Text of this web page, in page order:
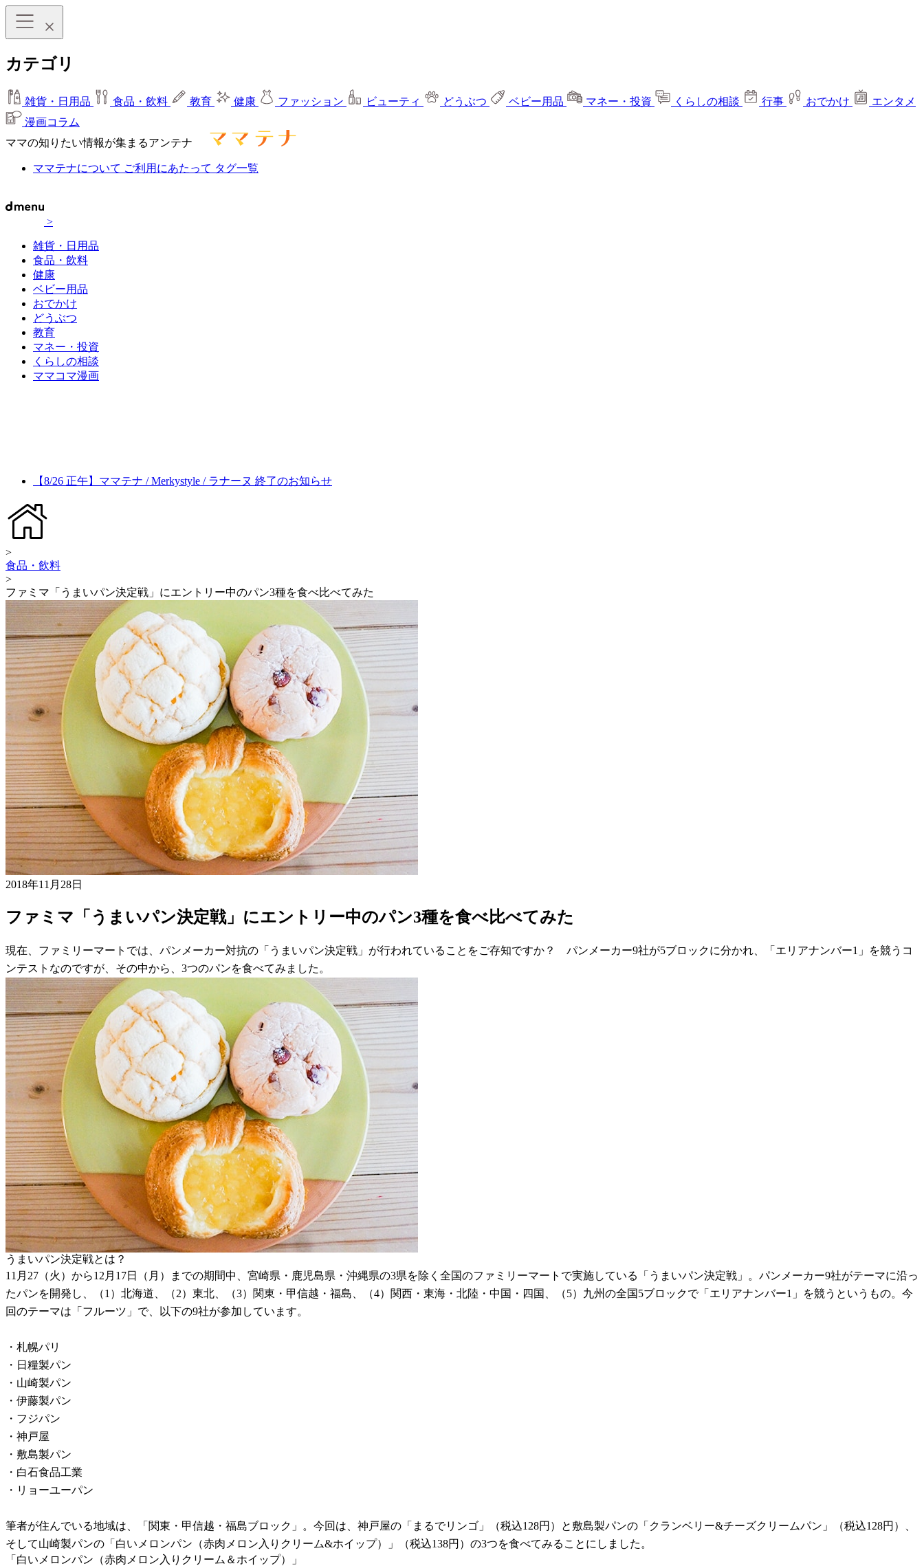
カテゴリ
雑貨・日用品 食品・飲料 教育 健康 ファッション ビューティ どうぶつ ベビー用品 マネー・投資 くらしの相談 行事 おでかけ
エンタメ
漫画コラム
ママの知りたい情報が集まるアンテナ
ママテナについて ご利用にあたって タグ一覧
>
雑貨・日用品
食品・飲料
健康
ベビー用品
おでかけ
どうぶつ
教育
マネー・投資
くらしの相談
ママコマ漫画
【8/26 正午】ママテナ / Merkystyle / ラナーヌ 終了のお知らせ
>
食品・飲料
>
ファミマ「うまいパン決定戦」にエントリー中のパン3種を食べ比べてみた
2018年11月28日
ファミマ「うまいパン決定戦」にエントリー中のパン3種を食べ比べてみた
現在、ファミリーマートでは、パンメーカー対抗の「うまいパン決定戦」が行われていることをご存知ですか？ パンメーカー9社が5ブロックに分かれ、「エリアナンバー1」を競うコ
ンテストなのですが、その中から、3つのパンを食べてみました。
うまいパン決定戦とは？
11月27（火）から12月17日（月）までの期間中、宮崎県・鹿児島県・沖縄県の3県を除く全国のファミリーマートで実施している「うまいパン決定戦」。パンメーカー9社がテーマに沿っ
たパンを開発し、（1）北海道、（2）東北、（3）関東・甲信越・福島、（4）関西・東海・北陸・中国・四国、（5）九州の全国5ブロックで「エリアナンバー1」を競うというもの。今
回のテーマは「フルーツ」で、以下の9社が参加しています。
・札幌パリ
・日糧製パン
・山崎製パン
・伊藤製パン
・フジパン
・神戸屋
・敷島製パン
・白石食品工業
・リョーユーパン
筆者が住んでいる地域は、「関東・甲信越・福島ブロック」。今回は、神戸屋の「まるでリンゴ」（税込128円）と敷島製パンの「クランベリー&チーズクリームパン」（税込128円）、
そして山崎製パンの「白いメロンパン（赤肉メロン入りクリーム&ホイップ）」（税込138円）の3つを食べてみることにしました。
「白いメロンパン（赤肉メロン入りクリーム＆ホイップ）」